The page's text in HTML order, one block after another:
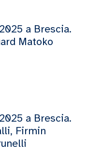
a Brescia.
Matoko
a Brescia.
Firmin